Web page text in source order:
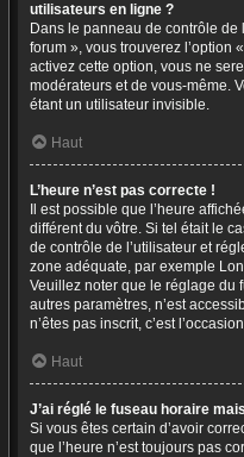
utilisateurs en ligne ?
Dans le panneau de contrôle de
forum », vous trouverez l’option
activez cette option, vous ne
modérateurs et de vous-même.
étant un utilisateur invisible.
Haut
L’heure n’est pas correcte !
Il est possible que l’heure
différent du vôtre. Si tel était le
de contrôle de l’utilisateur et
zone adéquate, par exemple
Veuillez noter que le réglage du
autres paramètres, n’est
n’êtes pas inscrit, c’est
Haut
J’ai réglé le fuseau horaire
Si vous êtes certain d’avoir
que l’heure n’est toujours pas